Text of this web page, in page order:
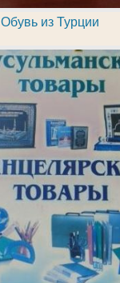
Обувь из Турции